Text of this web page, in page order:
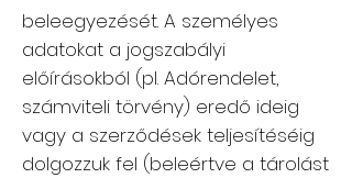
beleegyezését. A személyes
adatokat a jogszabályi
előírásokból (pl. Adórendelet,
számviteli törvény) eredő ideig
vagy a szerződések teljesítéséig
dolgozzuk fel (beleértve a tárolást